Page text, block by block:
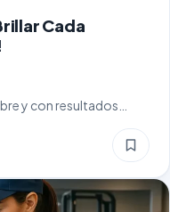
Cada
y con resultados
de Autos es ideal
y con…